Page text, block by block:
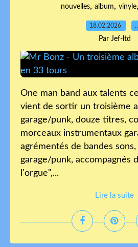
nouvelles, album, vinyle,
18.02.2026
Par Jef-ltd
One man band aux talents
vient de sortir un troisième
garage/punk, douze titres,
morceaux instrumentaux
agrémentés de bandes
garage/punk, accompagnés
l'orgue",...
Lire la suite